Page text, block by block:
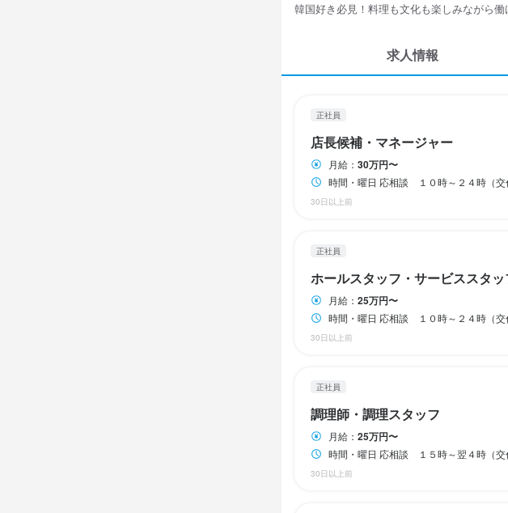
韓国好き必見！料理も文化も楽しみながら
求人情報
正社員
店長候補・マネージャー
月給： 30万円〜
時間・曜日 応相談 １０時～２４時（交
30日以上前
正社員
ホールスタッフ・サービススタッ
月給： 25万円〜
時間・曜日 応相談 １０時～２４時（交
30日以上前
正社員
調理師・調理スタッフ
月給： 25万円〜
時間・曜日 応相談 １５時～翌４時（交
30日以上前
大入り手当あり 1日500～1,000円(月20回
昇給年１回 / 賞与あり
社会保険あり / 雇用保険あり
交通費規定内支給 / 制服貸与 / まかない無
仕事内容
店舗管理業務全般を行っていただきます
応募資格
必須スキル・経験
日本語検定 １級２級 同等の語学力のあ
礼儀正しく､常識のある方
歓迎スキル・経験
外国人可
大入り手当あり 1日500～1,000円(月20回
昇給年１回 / 賞与あり
社会保険あり / 雇用保険あり
交通費規定内支給 / 制服貸与 / まかない無
仕事内容
ホール業務全般を行っていただきます
応募資格
必須スキル・経験
日本語検定 １級２級 同等の語学力のあ
礼儀正しく､常識のある方
歓迎スキル・経験
外国人可
※ 韓国語話せる方 優遇
大入り手当あり 1日500～1,000円(月20回
昇給年１回 / 賞与あり
社会保険あり / 雇用保険あり
交通費規定内支給 / 制服貸与 / まかない無
仕事内容
応募資格
必須スキル・経験
日本語検定 １級２級 同等の語学力のあ
礼儀正しく､常識のある方
歓迎スキル・経験
外国人可
※ 韓国語話せる方 優遇
交通費規定内支給
リモート勤務一部可能
仕事内容
・ECモール「Ojorian」の商品ページ更新
・画像作成・加工（Photoshop・
・WEBデザイン業務（経験者は優遇）
【オジョリレストラン本社／Ojorian】
韓国カルチャー好き歓迎！WEB更新・
韓国料理やKカルチャーに興味がある方
「吾照里（オジョリ）」レストランと
仕事内容
・HPやアプリ、グルメサイト（食べロ
・メニューやキャンペーン情報の更新
・WEBデザイン業務（経験者は優遇）
この仕事のおすすめポイント
韓国カルチャー好き歓迎！WEB更新・
韓国料理やKカルチャーに興味がある方
「吾照里（オジョリ）」レストランと
ジョリアン）」を運営する本社で、